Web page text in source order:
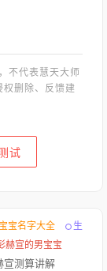
不代表慧天大师
删除、反馈建
试
宝名字大全
生
赫宣的男宝宝
宣测算讲解